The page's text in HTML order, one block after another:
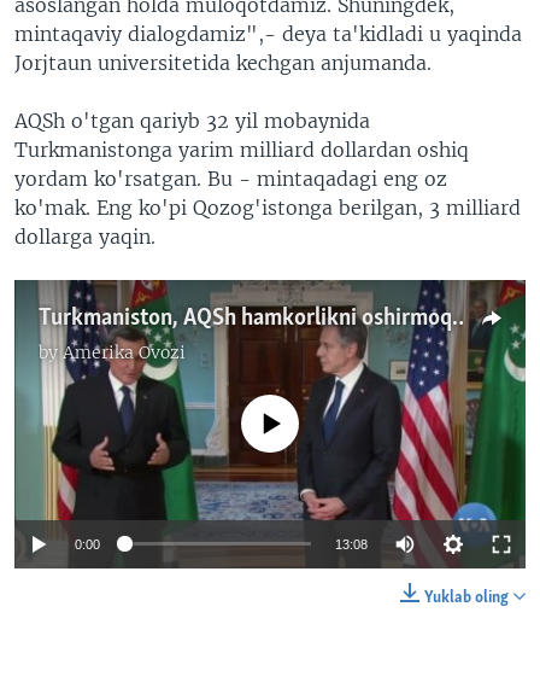
asoslangan holda muloqotdamiz. Shuningdek,
mintaqaviy dialogdamiz",- deya ta'kidladi u yaqinda
Jorjtaun universitetida kechgan anjumanda.
AQSh o'tgan qariyb 32 yil mobaynida
Turkmanistonga yarim milliard dollardan oshiq
yordam ko'rsatgan. Bu - mintaqadagi eng oz
ko'mak. Eng ko'pi Qozog'istonga berilgan, 3 milliard
dollarga yaqin.
Turkmaniston, AQSh hamkorlikni oshirmoqchi/Markaziy Osiyodagi diplomatiya
by Amerika Ovozi
No media source currently available
0:00 13:08
Yuklab oling